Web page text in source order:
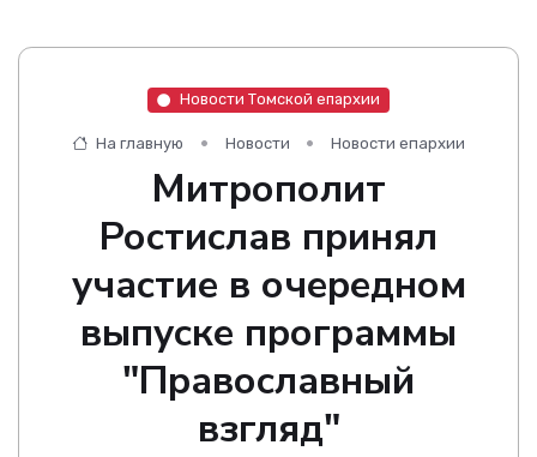
Новости Томской епархии
На главную Новости Новости епархии
Митрополит
Ростислав принял
участие в очередном
выпуске программы
"Православный
взгляд"